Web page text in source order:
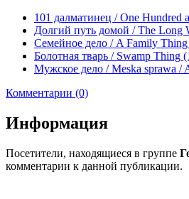
101 далматинец / One Hundred
Долгий путь домой / The Long
Семейное дело / A Family
Болотная тварь / Swamp Thing
Мужское дело / Meska sprawa /
Комментарии (0)
Информация
Посетители, находящиеся в группе
комментарии к данной публикации.